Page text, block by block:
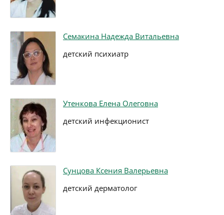
Семакина Надежда Витальевна
детский психиатр
Утенкова Елена Олеговна
детский инфекционист
Сунцова Ксения Валерьевна
детский дерматолог